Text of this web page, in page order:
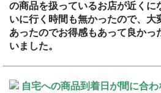
の商品を扱っているお店が近くに
いに行く時間も無かったので、大
あったのでお得感もあって良かっ
いました。
自宅への商品到着日が間に合